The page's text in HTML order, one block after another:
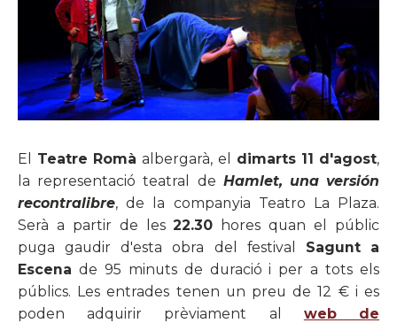
El Teatre Romà albergarà, el dimarts 11 d'agost,
la representació teatral de Hamlet, una versión
recontralibre, de la companyia Teatro La Plaza.
Serà a partir de les22.30
hores quan el públic
puga gaudir d'esta obra del festival Sagunt a
Escena de 95 minuts de duració i per a tots els
públics. Les entrades tenen un preu de 12 € i es
poden adquirir prèviament al web de